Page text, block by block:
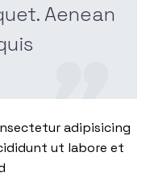
Aenean
adipisicing
ut labore et